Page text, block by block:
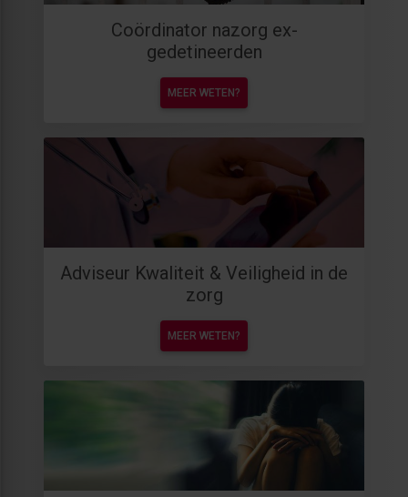
Coördinator nazorg ex-
gedetineerden
MEER WETEN?
Adviseur Kwaliteit & Veiligheid in de
zorg
MEER WETEN?